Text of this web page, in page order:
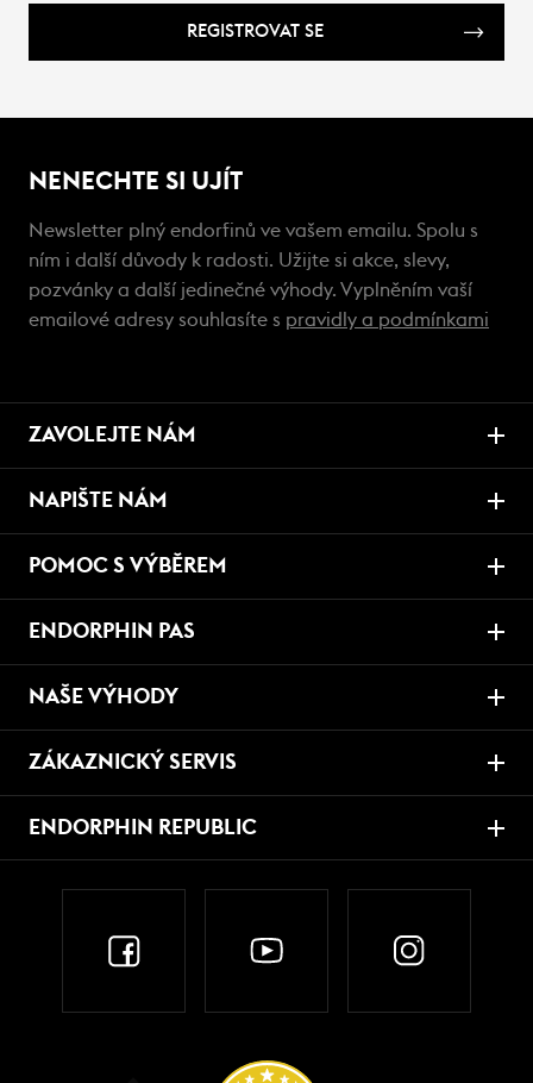
REGISTROVAT SE
NENECHTE SI UJÍT
Newsletter plný endorfinů ve vašem emailu. Spolu s
ním i další důvody k radosti. Užijte si akce, slevy,
pozvánky a další jedinečné výhody. Vyplněním vaší
emailové adresy souhlasíte s pravidly a podmínkami
ZAVOLEJTE NÁM
NAPIŠTE NÁM
POMOC S VÝBĚREM
ENDORPHIN PAS
NAŠE VÝHODY
ZÁKAZNICKÝ SERVIS
ENDORPHIN REPUBLIC